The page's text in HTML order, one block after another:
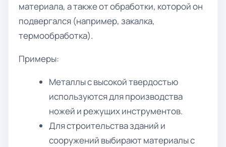
материала, а также от обработки, которой он
подвергался (например, закалка,
термообработка).
Примеры:
Металлы с высокой твердостью
используются для производства
ножей и режущих инструментов.
Для строительства зданий и
сооружений выбирают материалы с